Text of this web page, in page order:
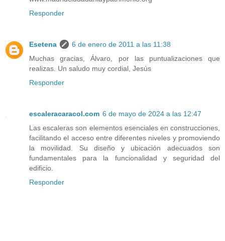
Responder
Esetena
6 de enero de 2011 a las 11:38
Muchas gracias, Álvaro, por las puntualizaciones que
realizas. Un saludo muy cordial, Jesús
Responder
escaleracaracol.com 6 de mayo de 2024 a las 12:47
Las escaleras son elementos esenciales en construcciones,
facilitando el acceso entre diferentes niveles y promoviendo
la movilidad. Su diseño y ubicación adecuados son
fundamentales para la funcionalidad y seguridad del
edificio.
Responder